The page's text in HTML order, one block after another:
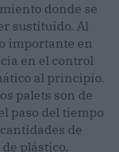
donde se
sustituido. Al
importante en
en el control
al principio.
palets son de
paso del tiempo
de
plástico.